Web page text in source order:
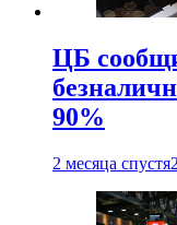
ЦБ
90%
2 месяца спустя